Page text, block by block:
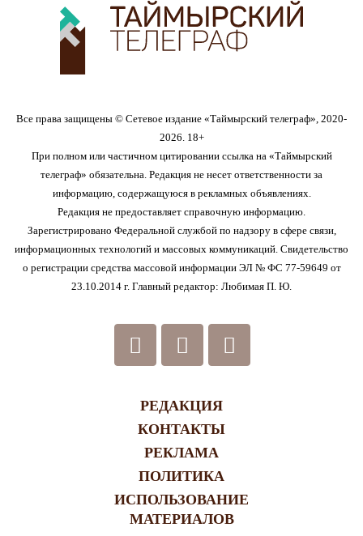
Все права защищены © Сетевое издание «Таймырский телеграф», 2020-
2026. 18+
При полном или частичном цитировании ссылка на «Таймырский
телеграф» обязательна. Редакция не несет ответственности за
информацию, содержащуюся в рекламных объявлениях.
Редакция не предоставляет справочную информацию.
Зарегистрировано Федеральной службой по надзору в сфере связи,
информационных технологий и массовых коммуникаций. Свидетельство
о регистрации средства массовой информации ЭЛ № ФС 77-59649 от
23.10.2014 г. Главный редактор: Любимая П. Ю.
РЕДАКЦИЯ
КОНТАКТЫ
РЕКЛАМА
ПОЛИТИКА
ИСПОЛЬЗОВАНИЕ
МАТЕРИАЛОВ